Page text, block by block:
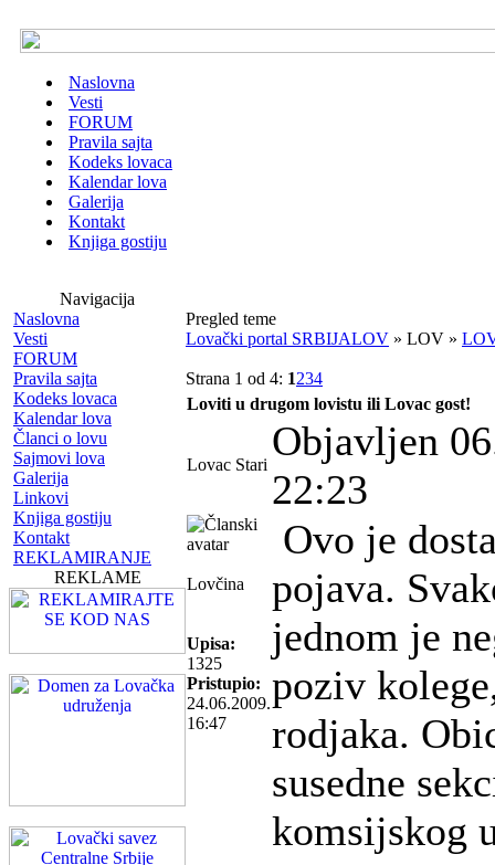
Naslovna
Vesti
FORUM
Pravila sajta
Kodeks lovaca
Kalendar lova
Galerija
Kontakt
Knjiga gostiju
Navigacija
Naslovna
Vesti
FORUM
Pravila sajta
Kodeks lovaca
Kalendar lova
Članci o lovu
Sajmovi lova
Galerija
Linkovi
Knjiga gostiju
Kontakt
REKLAMIRANJE
REKLAME
Pregled teme
Lovački portal SRBIJALOV » LOV »
Strana 1 od 4: 1234
Loviti u drugom lovistu ili Lovac gost!
Lovac Stari
Objavljen
22:23
Lovčina
Upisa:
1325
Pristupio:
24.06.2009.
16:47
Ovo je
pojava.
jednom je
poziv
rodjaka.
susedne
komsijskog